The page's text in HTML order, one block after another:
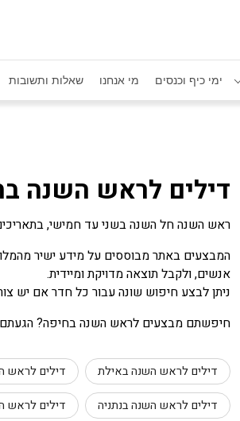
ימי כיף וכנסים מי אנחנו שאלות ותשובות
דילים לראש השנה
ראש השנה חל השנה בשני עד חמישי, בתאריכים 22-25/9/
המבצעים באתר מבוססים על מידע ישיר
אנשים, ולקבל תוצאה מדויקת ומיידית.
ניתן לבצע חיפוש שונה עבור כל חדר אם יש
חיפשתם מבצעים לראש השנה בחיפה? הגעתם
דילים לראש השנה באילת דילים לראש
דילים לראש השנה בנתניה דילים לראש